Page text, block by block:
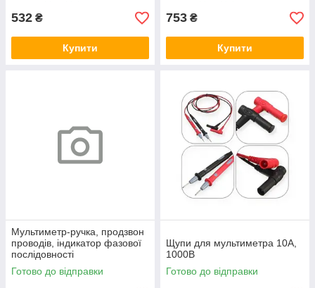
532 ₴
Купити
753 ₴
Купити
Мультиметр-ручка, продзвон
проводів, індикатор фазової
послідовності
(безконтактний)
Готово до відправки
Щупи для мультиметра 10A,
1000В
Готово до відправки